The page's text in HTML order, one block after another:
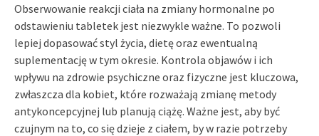
Obserwowanie reakcji ciała na zmiany hormonalne po
odstawieniu tabletek jest niezwykle ważne. To pozwoli
lepiej dopasować styl życia, dietę oraz ewentualną
suplementację w tym okresie. Kontrola objawów i ich
wpływu na zdrowie psychiczne oraz fizyczne jest kluczowa,
zwłaszcza dla kobiet, które rozważają zmianę metody
antykoncepcyjnej lub planują ciążę. Ważne jest, aby być
czujnym na to, co się dzieje z ciałem, by w razie potrzeby